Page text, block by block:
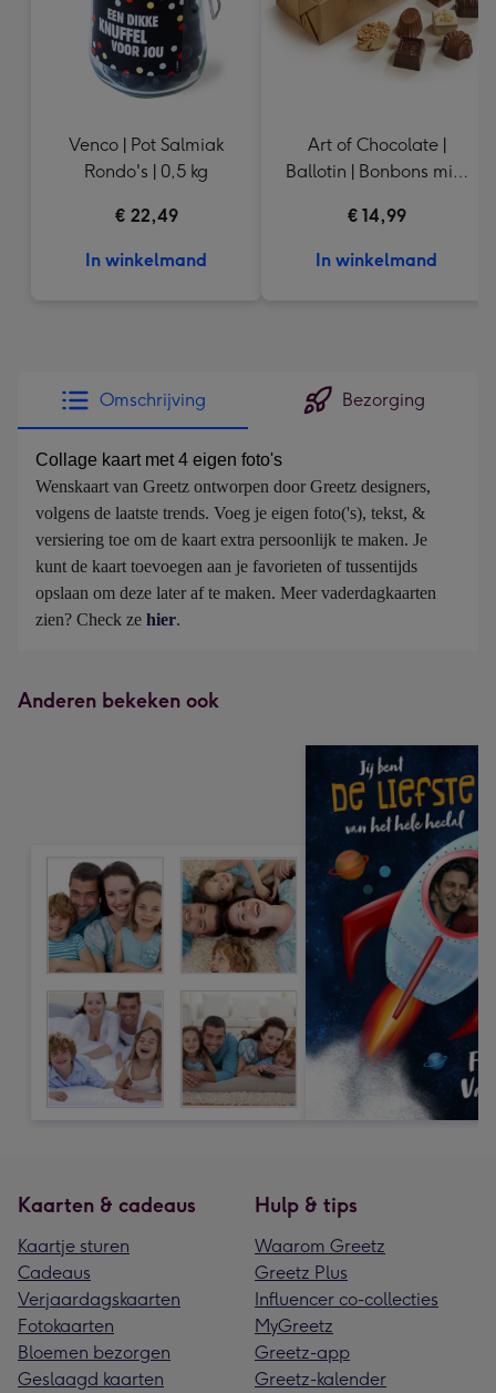
Venco | Pot Salmiak
Rondo's | 0,5 kg
€ 22,49
In winkelmand
Art of Chocolate |
Ballotin | Bonbons mix |
€ 14,99
In winkelmand
Omschrijving Bezorging
Collage kaart met 4 eigen foto's
Wenskaart van Greetz ontworpen door Greetz designers,
volgens de laatste trends. Voeg je eigen foto('s), tekst, &
versiering toe om de kaart extra persoonlijk te maken. Je
kunt de kaart toevoegen aan je favorieten of tussentijds
opslaan om deze later af te maken. Meer vaderdagkaarten
zien? Check ze hier.
Anderen bekeken ook
Kaarten & cadeaus
Kaartje sturen
Cadeaus
Verjaardagskaarten
Fotokaarten
Bloemen bezorgen
Geslaagd kaarten
Hulp & tips
Waarom Greetz
Greetz Plus
Influencer co-collecties
MyGreetz
Greetz-app
Greetz-kalender